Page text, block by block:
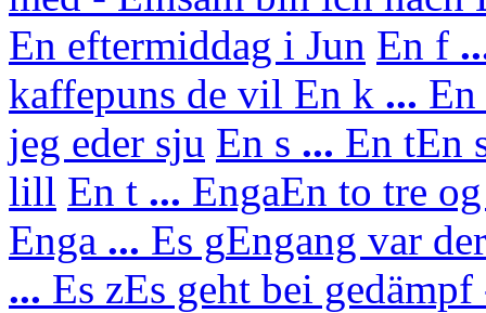
En eftermiddag i Jun En f
kaffepuns de vil En k ... En
jeg eder sju En s ... En tEn
lill En t ... EngaEn to tre
Enga ... Es gEngang var
... Es zEs geht bei